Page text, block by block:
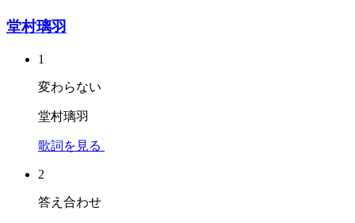
堂村璃羽
1
変わらない
堂村璃羽
歌詞を見る
2
答え合わせ